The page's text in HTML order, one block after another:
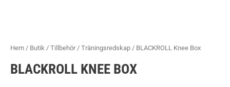
Hem / Butik / Tillbehör/ Träningsredskap / BLACKROLL Knee Box
BLACKROLL KNEE BOX